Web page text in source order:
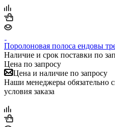
Поролоновая полоса ендовы
Наличие и срок поставки по
Цена по запросу
Цена и наличие по запросу
Наши менеджеры обязательно
условия заказа